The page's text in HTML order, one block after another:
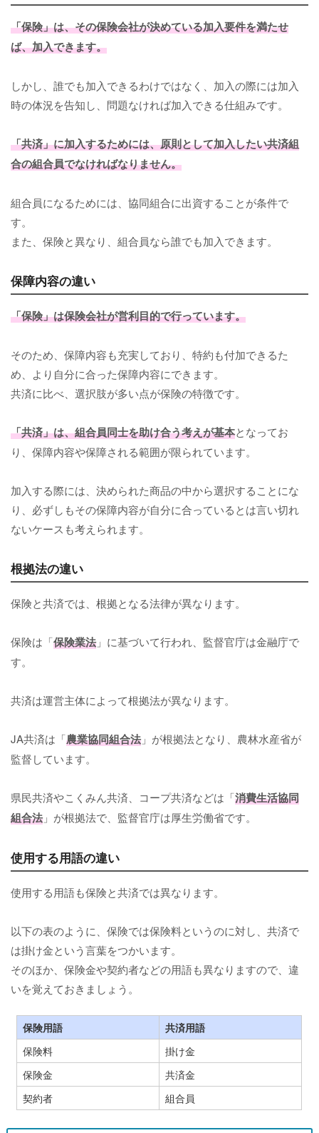
「保険」は、その保険会社が決めている加入要件を満たせ
ば、加入できます。
しかし、誰でも加入できるわけではなく、加入の際には加入
時の体況を告知し、問題なければ加入できる仕組みです。
「共済」に加入するためには、原則として加入したい共済組
合の組合員でなければなりません。
組合員になるためには、協同組合に出資することが条件で
す。
また、保険と異なり、組合員なら誰でも加入できます。
保障内容の違い
「保険」は保険会社が営利目的で行っています。
そのため、保障内容も充実しており、特約も付加できるた
め、より自分に合った保障内容にできます。
共済に比べ、選択肢が多い点が保険の特徴です。
「共済」は、組合員同士を助け合う考えが基本となってお
り、保障内容や保障される範囲が限られています。
加入する際には、決められた商品の中から選択することにな
り、必ずしもその保障内容が自分に合っているとは言い切れ
ないケースも考えられます。
根拠法の違い
保険と共済では、根拠となる法律が異なります。
保険は「保険業法 」に基づいて行われ、監督官庁は金融庁で
す。
共済は運営主体によって根拠法が異なります。
JA共済は「農業協同組合法 」が根拠法となり、農林水産省が
監督しています。
県民共済やこくみん共済、コープ共済などは「消費生活協同
組合法 」が根拠法で、監督官庁は厚生労働省です。
使用する用語の違い
使用する用語も保険と共済では異なります。
以下の表のように、保険では保険料というのに対し、共済で
は掛け金という言葉をつかいます。
そのほか、保険金や契約者などの用語も異なりますので、違
いを覚えておきましょう。
保険用語
共済用語
保険料
掛け金
保険金
共済金
契約者
組合員